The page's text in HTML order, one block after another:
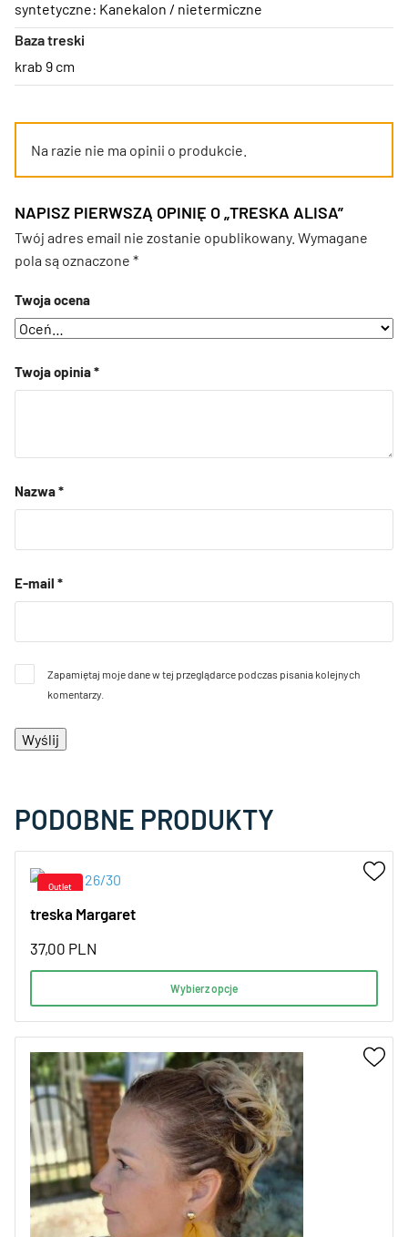
syntetyczne: Kanekalon / nietermiczne
Baza treski
krab 9 cm
Na razie nie ma opinii o produkcie.
NAPISZ PIERWSZĄ OPINIĘ O „TRESKA ALISA”
Twój adres email nie zostanie opublikowany. Wymagane
pola są oznaczone *
Twoja ocena
Twoja opinia*
Nazwa*
E-mail *
Zapamiętaj moje dane w tej przeglądarce podczas pisania kolejnych
komentarzy.
PODOBNE PRODUKTY
treska Margaret
37,00 PLN
Wybierz opcje